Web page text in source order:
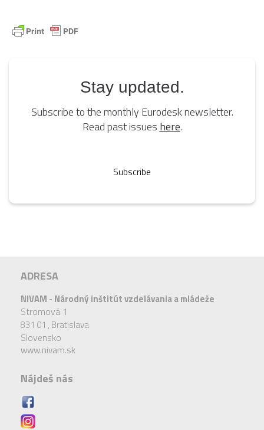
Stay updated.
Subscribe to the monthly Eurodesk newsletter.
Read past issues here.
Subscribe
ADRESA
NIVAM - Národný inštitút vzdelávania a mládeže
Stromová 1
831 01 , Bratislava
Slovensko
www.nivam.sk
Nájdeš nás